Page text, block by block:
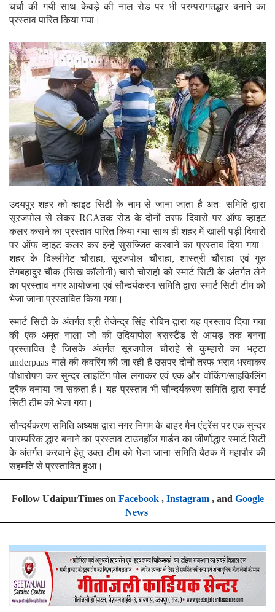
चर्चा की गयी साथ केवड़े की नाल रोड पर भी परम्परागतद्धार बनाने का
प्रस्ताव पारित किया गया।
उदयपुर शहर को व्हाइट सिटी के नाम से जाना जाता है अतः समिति द्वारा
सूरजपोल से लेकर RCAतक रोड के दोनों तरफ दिवारो पर ऑफ व्हाइट
कलर कराने का प्रस्ताव पारित किया गया साथ ही शहर में खाली पड़ी दिवारो
पर ऑफ व्हाइट कलर कर इन्हे सुसज्जित करवाने का प्रस्ताव दिया गया।
शहर के दिल्लीगेट चौराहा, सूरजपोल चौराहा, शास्त्री चौराहा एवं गुरु
तेगबहादुर चौक (सिख कॉलोनी) चारो चोराहो को स्मार्ट सिटी के अंतर्गत लेने
का प्रस्ताव नगर आयोजना एवं सौन्दर्यकरण समिति द्वारा स्मार्ट सिटी टीम को
भेजा जाना प्रस्तावित किया गया।
स्मार्ट सिटी के अंतर्गत श्री तेजेन्द्र सिंह रोबिन द्वारा यह प्रस्ताव दिया गया
की एक अमृत नाला जो की उदियापोल बसस्टैंड से आयड़ तक बनना
प्रस्तावित है जिसके अंतर्गत सूरजपोल चौराहे से कुम्हारो का भट्टा
underpaas नाले की कवरिंग की जा रही है उसपर दोनों तरफ भराव भरवाकर
पौधारोपण कर सुन्दर लाइटिंग पोल लगाकर एवं एक और वॉकिंग/साइकिलिंग
ट्रैक बनाया जा सकता है। यह प्रस्ताव भी सौन्दर्यकरण समिति द्वारा स्मार्ट
सिटी टीम को भेजा गया।
सौन्दर्यकरण समिति अध्यक्ष द्वारा नगर निगम के बाहर मैन एंट्रेंस पर एक सुन्दर
पारम्परिक द्धार बनाने का प्रस्ताव टाउनहॉल गार्डन का जीर्णोद्धार स्मार्ट सिटी
के अंतर्गत करवाने हेतु उक्त टीम को भेजा जाना समिति बैठक में महापौर की
सहमति से प्रस्तावित हुआ।
Follow UdaipurTimes on Facebook, Instagram, and Google
News